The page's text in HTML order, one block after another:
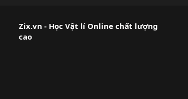
Zix.vn - Học Vật lí Online chất lượng
cao